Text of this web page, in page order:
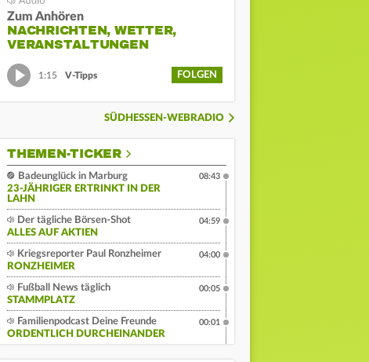
Zum Anhören
NACHRICHTEN, WETTER,
VERANSTALTUNGEN
1:15 V-Tipps FOLGEN
SÜDHESSEN-WEBRADIO
THEMEN-TICKER
Badeunglück in Marburg
23-JÄHRIGER ERTRINKT IN DER
LAHN
08:43
Der tägliche Börsen-Shot
ALLES AUF AKTIEN
04:59
Kriegsreporter Paul Ronzheimer
RONZHEIMER
04:00
Fußball News täglich
STAMMPLATZ
00:05
Familienpodcast Deine Freunde
ORDENTLICH DURCHEINANDER
00:01